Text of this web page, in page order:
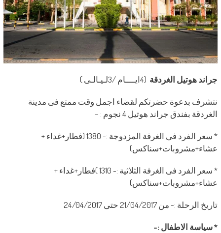
جراند هوتيل الغردقة (4ايــــام /3لـيـالـى )
نتشرف بدعوة حضرتكم لقضاء اجمل وقت ممتع فى مدينة
الغردقة بفندق جراند هوتيل 4 نجوم : –
* سعر الفرد فى الغرفة المزدوجة :- 1380 (فطار+غداء +
عشاء+مشروبات+سناكس)
* سعر الفرد فى الغرفة الثلاثية :- 1310 )فطار+غداء +
عشاء+مشروبات+سناكس)
تاريخ الرحلة :- من 21/04/2017 حتى 24/04/2017
* سياسة الاطفال :-